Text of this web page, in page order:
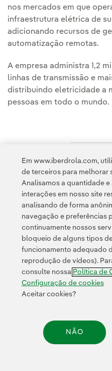
nos mercados em que
infraestrutura elétrica de
adicionando recursos de
automatização remotas.
A empresa administra 1,2
linhas de transmissão e
distribuindo eletricidade a
pessoas em todo o mundo.
Acesso a informação legal
Contato Clientes Política
Transparência no uso da IA Política
Acessibilidade
© 2026 Iberdrola,
Em www.iberdrola.com,
de terceiros para melhorar
Analisamos a quantidade e
interações em nosso site
analisando de forma
navegação e preferências
continuamente nossos
bloqueio de alguns tipos
funcionamento adequado
reprodução de vídeos).
consulte nossa Política de
Configuração de cookies
Aceitar cookies?
NÃO